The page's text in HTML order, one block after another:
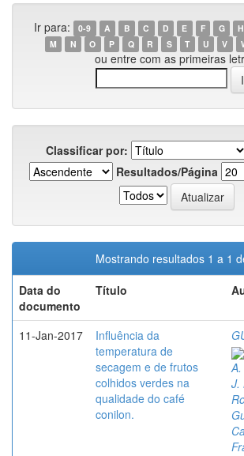
Ir para: 0-9 A B C D E F G H
M
N O P Q R S T U V
ou entre com as primeiras
Classificar por:
Resultados/Página
Mostrando resultados 1 a 1
Data do
documento
Título
11-Jan-2017
Influência da
temperatura de
secagem e de frutos
colhidos verdes na
qualidade do café
conilon.
A.
J.